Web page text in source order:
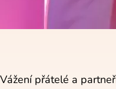
Vážení přátelé a